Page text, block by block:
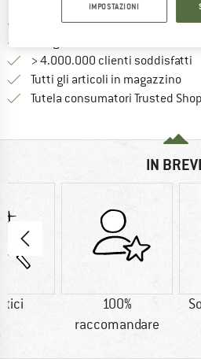
Porto franco da 69 € (IT)Qui
> 4.000.000 clienti soddisfatti
Tutti gli articoli in magazzino
Tutela consumatori Trusted
IN
100%
raccomandare
IMPOSTAZIONI